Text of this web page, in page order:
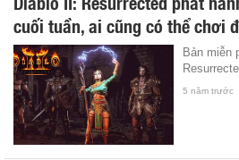
cuối tuần, ai cũng có thể chơi
Bản miễn
5 năm trước